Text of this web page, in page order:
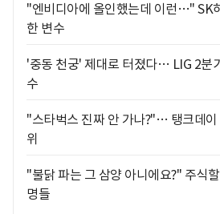
"엔비디아에 올인했는데 이런…" SK
한 변수
'중동 천궁' 제대로 터졌다… LIG 2분
수
"스타벅스 진짜 안 가나?"… 탱크데이
위
"불닭 파는 그 삼양 아니에요?" 주식
명들